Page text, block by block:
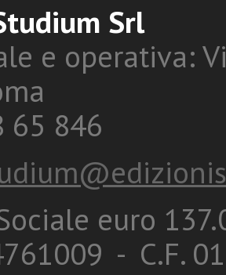
Srl
e operativa:
65 846
euro
- C.F.